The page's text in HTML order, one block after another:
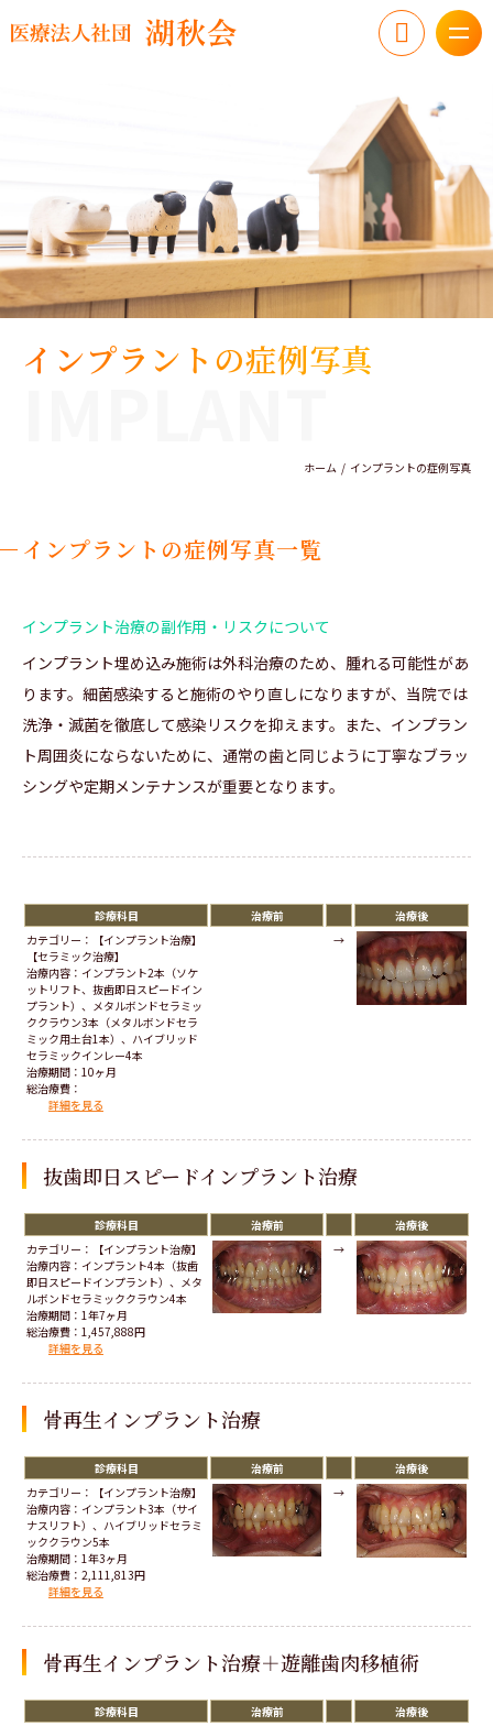
インプラントの症例写真
ホーム インプラントの症例写真
インプラントの症例写真一覧
インプラント治療の副作用・リスクについて
インプラント埋め込み施術は外科治療のため、腫れる可能性があ
ります。細菌感染すると施術のやり直しになりますが、当院では
洗浄・滅菌を徹底して感染リスクを抑えます。また、インプラン
ト周囲炎にならないために、通常の歯と同じように丁寧なブラッ
シングや定期メンテナンスが重要となります。
診療科目 治療前
治療後
カテゴリー：【インプラント治療】
【セラミック治療】
治療内容：インプラント2本（ソケ
ットリフト、抜歯即日スピードイン
プラント）、メタルボンドセラミッ
ククラウン3本（メタルボンドセラ
ミック用土台1本）、ハイブリッド
セラミックインレー4本
治療期間：10ヶ月
総治療費：
詳細を見る
→
抜歯即日スピードインプラント治療
診療科目 治療前
治療後
カテゴリー：【インプラント治療】
治療内容：インプラント4本（抜歯
即日スピードインプラント）、メタ
ルボンドセラミッククラウン4本
治療期間：1年7ヶ月
総治療費：1,457,888円
詳細を見る
→
骨再生インプラント治療
診療科目 治療前
治療後
カテゴリー：【インプラント治療】
治療内容：インプラント3本（サイ
ナスリフト）、ハイブリッドセラミ
ッククラウン5本
治療期間：1年3ヶ月
総治療費：2,111,813円
詳細を見る
→
骨再生インプラント治療＋遊離歯肉移植術
診療科目 治療前
治療後